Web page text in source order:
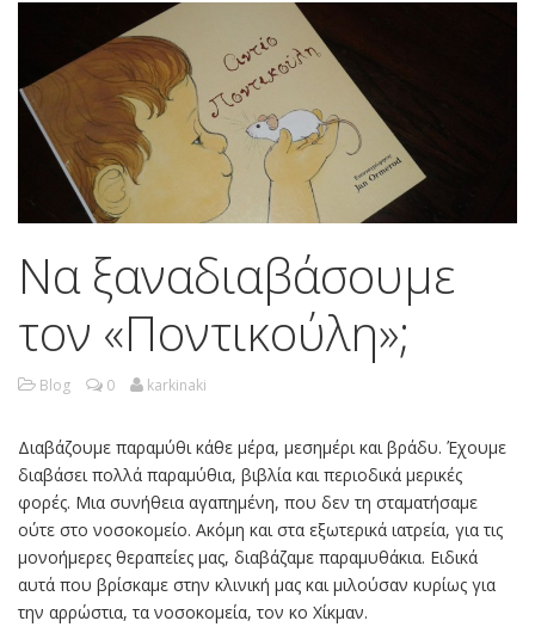
Να ξαναδιαβάσουμε
τον «Ποντικούλη»;
Blog 0 karkinaki
Διαβάζουμε παραμύθι κάθε μέρα, μεσημέρι και βράδυ. Έχουμε
διαβάσει πολλά παραμύθια, βιβλία και περιοδικά μερικές
φορές. Μια συνήθεια αγαπημένη, που δεν τη σταματήσαμε
ούτε στο νοσοκομείο. Ακόμη και στα εξωτερικά ιατρεία, για τις
μονοήμερες θεραπείες μας, διαβάζαμε παραμυθάκια. Ειδικά
αυτά που βρίσκαμε στην κλινική μας και μιλούσαν κυρίως για
την αρρώστια, τα νοσοκομεία, τον κο Χίκμαν.